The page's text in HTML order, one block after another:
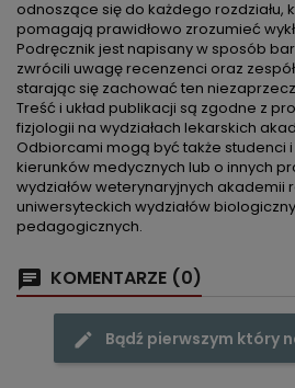
odnoszące się do każdego rozdziału,
pomagają prawidłowo zrozumieć
Podręcznik jest napisany w sposób
zwrócili uwagę recenzenci oraz
starając się zachować ten
Treść i układ publikacji są zgodne z
fizjologii na wydziałach lekarskich
Odbiorcami mogą być także studenci
kierunków medycznych lub o innych
wydziałów weterynaryjnych akademii
uniwersyteckich wydziałów
pedagogicznych.
KOMENTARZE (0)
Bądź pierwszym który